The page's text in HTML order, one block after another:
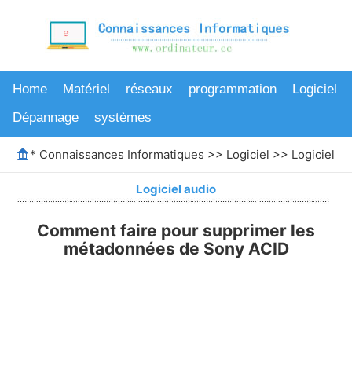
Home Matériel réseaux programmation
Logiciel
Dépannage
systèmes
* Connaissances Informatiques >> Logiciel >> Logiciel
Logiciel audio
Comment faire pour supprimer les
métadonnées de Sony ACID